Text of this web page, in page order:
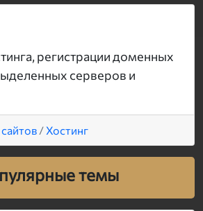
регистрации доменных
серверов и
/Хостинг
темы